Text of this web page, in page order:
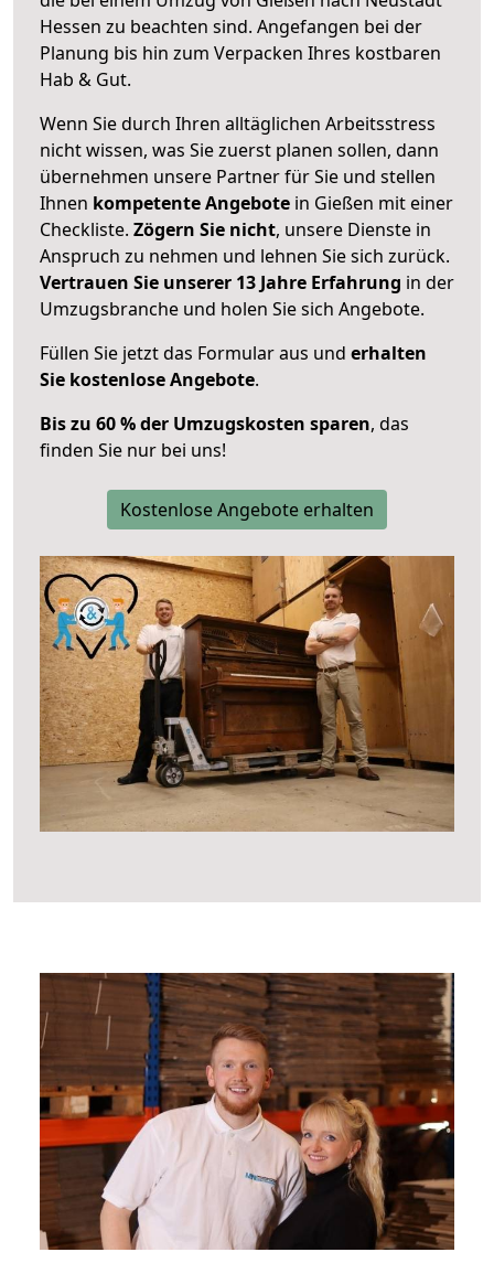
Hessen zu beachten sind. Angefangen bei der
Planung bis hin zum Verpacken Ihres kostbaren
Hab & Gut.
Wenn Sie durch Ihren alltäglichen Arbeitsstress
nicht wissen, was Sie zuerst planen sollen, dann
übernehmen unsere Partner für Sie und stellen
Ihnen kompetente Angebote in Gießen mit einer
Checkliste. Zögern Sie nicht, unsere Dienste in
Anspruch zu nehmen und lehnen Sie sich zurück.
Vertrauen Sie unserer 13 Jahre Erfahrung in der
Umzugsbranche und holen Sie sich Angebote.
Füllen Sie jetzt das Formular aus und erhalten
Sie kostenlose Angebote.
Bis zu 60 % der Umzugskosten sparen, das
finden Sie nur bei uns!
Kostenlose Angebote erhalten